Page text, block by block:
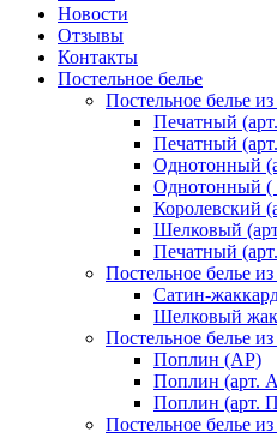
Новости
Отзывы
Контакты
Постельное белье
Постельное белье из
Печатный
Печатный
Однотонный
Однотонный (
Королевский
Шелковый
Печатный
Постельное белье
Сатин-
Шелковый
Постельное белье
Поплин (AP)
Поплин (арт.
Поплин (арт.
Постельное белье